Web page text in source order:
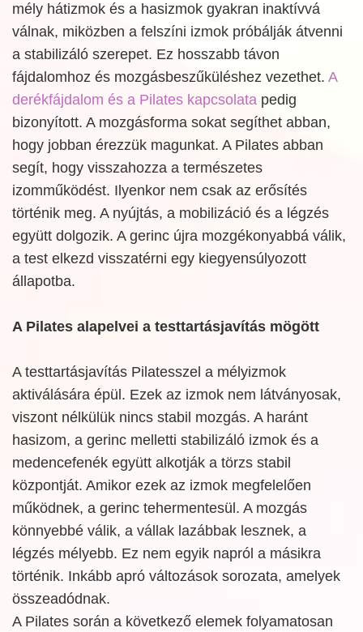
mély hátizmok és a hasizmok gyakran inaktívvá
válnak, miközben a felszíni izmok próbálják átvenni
a stabilizáló szerepet. Ez hosszabb távon
fájdalomhoz és mozgásbeszűküléshez vezethet. A
derékfájdalom és a Pilates kapcsolata pedig
bizonyított. A mozgásforma sokat segíthet abban,
hogy jobban érezzük magunkat. A Pilates abban
segít, hogy visszahozza a természetes
izomműködést. Ilyenkor nem csak az erősítés
történik meg. A nyújtás, a mobilizáció és a légzés
együtt dolgozik. A gerinc újra mozgékonyabbá válik,
a test elkezd visszatérni egy kiegyensúlyozott
állapotba.
A Pilates alapelvei a testtartásjavítás mögött
A testtartásjavítás Pilatesszel a mélyizmok
aktiválására épül. Ezek az izmok nem látványosak,
viszont nélkülük nincs stabil mozgás. A haránt
hasizom, a gerinc melletti stabilizáló izmok és a
medencefenék együtt alkotják a törzs stabil
központját. Amikor ezek az izmok megfelelően
működnek, a gerinc tehermentesül. A mozgás
könnyebbé válik, a vállak lazábbak lesznek, a
légzés mélyebb. Ez nem egyik napról a másikra
történik. Inkább apró változások sorozata, amelyek
összeadódnak.
A Pilates során a következő elemek folyamatosan